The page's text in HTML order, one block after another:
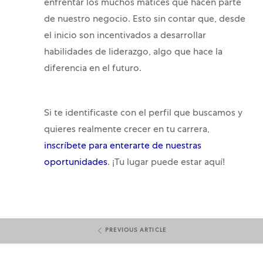
enfrentar los muchos matices que hacen parte
de nuestro negocio. Esto sin contar que, desde
el inicio son incentivados a desarrollar
habilidades de liderazgo, algo que hace la
diferencia en el futuro.
Si te identificaste con el perfil que buscamos y
quieres realmente crecer en tu carrera,
inscríbete para enterarte de nuestras
oportunidades. ¡Tu lugar puede estar aquí!
PREVIOUS ARTICLE